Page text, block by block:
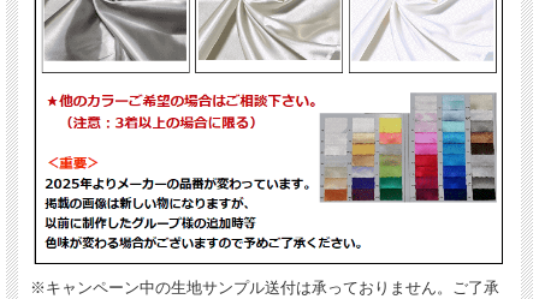
※キャンペーン中の生地サンプル送付は承っておりません。ご了承